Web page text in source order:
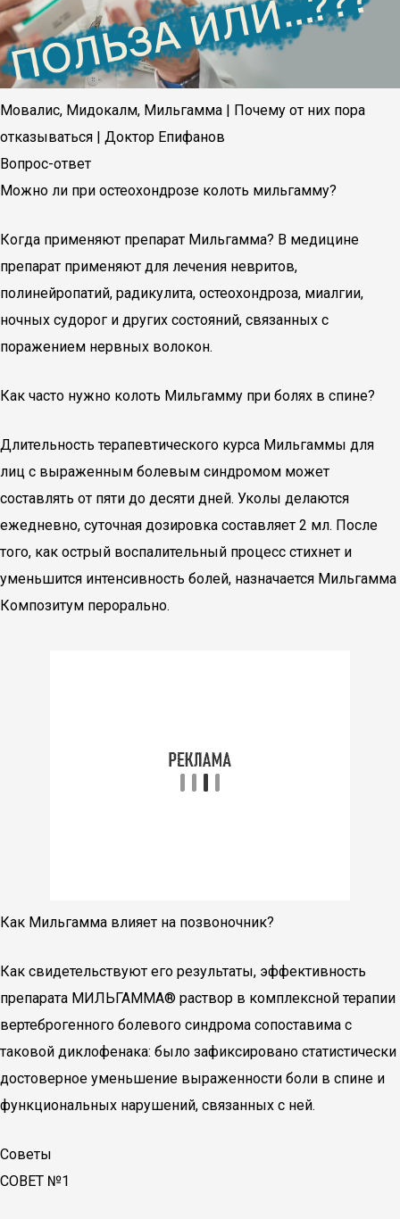
Мовалис, Мидокалм, Мильгамма | Почему от них пора
отказываться | Доктор Епифанов
Вопрос-ответ
Можно ли при остеохондрозе колоть мильгамму?
Когда применяют препарат Мильгамма? В медицине
препарат применяют для лечения невритов,
полинейропатий, радикулита, остеохондроза, миалгии,
ночных судорог и других состояний, связанных с
поражением нервных волокон.
Как часто нужно колоть Мильгамму при болях в спине?
Длительность терапевтического курса Мильгаммы для
лиц с выраженным болевым синдромом может
составлять от пяти до десяти дней. Уколы делаются
ежедневно, суточная дозировка составляет 2 мл. После
того, как острый воспалительный процесс стихнет и
уменьшится интенсивность болей, назначается Мильгамма
Композитум перорально.
Как Мильгамма влияет на позвоночник?
Как свидетельствуют его результаты, эффективность
препарата МИЛЬГАММА® раствор в комплексной терапии
вертеброгенного болевого синдрома сопоставима с
таковой диклофенака: было зафиксировано статистически
достоверное уменьшение выраженности боли в спине и
функциональных нарушений, связанных с ней.
Советы
СОВЕТ №1